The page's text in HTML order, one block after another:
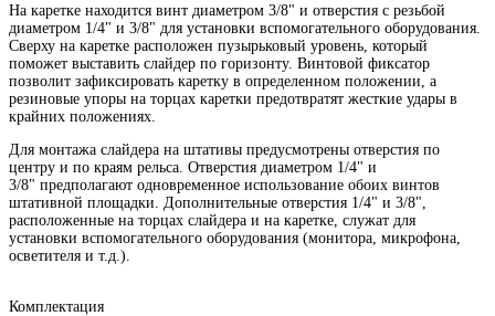
На каретке находится винт диаметром 3/8" и отверстия с резьбой
диаметром 1/4" и 3/8" для установки вспомогательного оборудования.
Сверху на каретке расположен пузырьковый уровень, который
поможет выставить слайдер по горизонту. Винтовой фиксатор
позволит зафиксировать каретку в определенном положении, а
резиновые упоры на торцах каретки предотвратят жесткие удары в
крайних положениях.
Для монтажа слайдера на штативы предусмотрены отверстия по
центру и по краям рельса. Отверстия диаметром 1/4" и
3/8" предполагают одновременное использование обоих винтов
штативной площадки. Дополнительные отверстия 1/4" и 3/8",
расположенные на торцах слайдера и на каретке, служат для
установки вспомогательного оборудования (монитора, микрофона,
осветителя и т.д.).
Комплектация